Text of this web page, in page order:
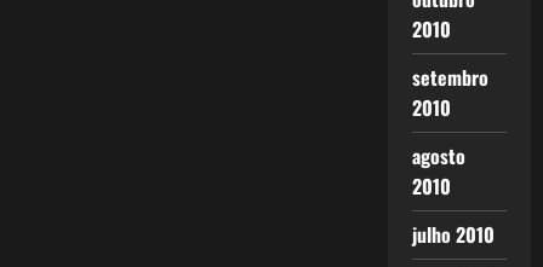
2010
setembro
2010
agosto
2010
julho 2010